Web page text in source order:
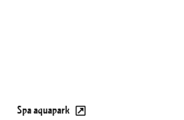
Spa aquapark